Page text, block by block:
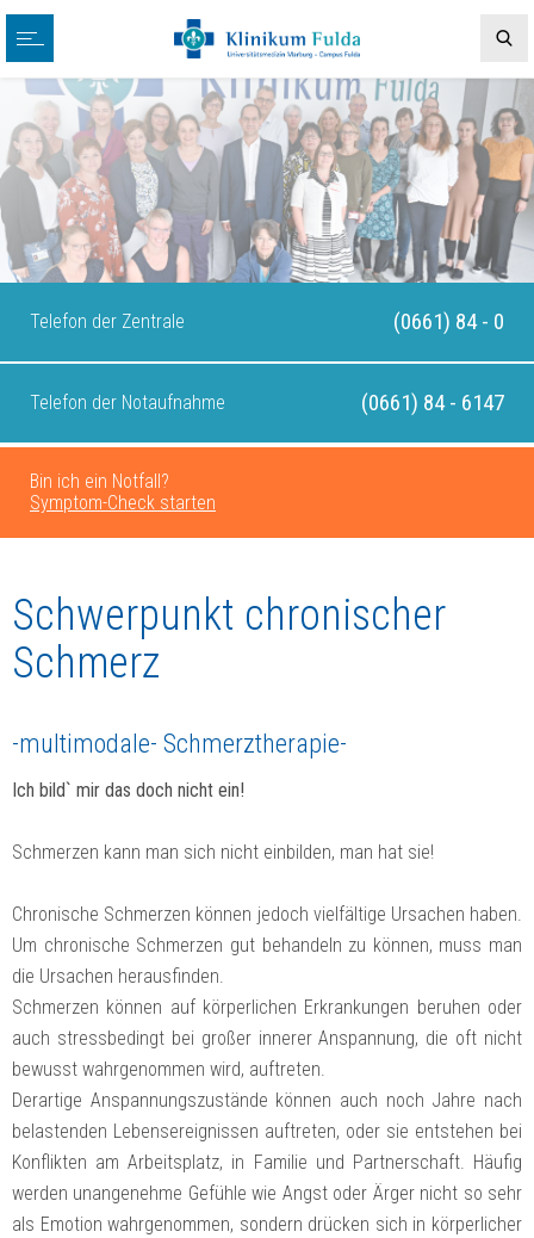
Telefon der Zentrale (0661) 84 - 0
Telefon der Notaufnahme (0661) 84 - 6147
Bin ich ein Notfall?
Symptom-Check starten
Schwerpunkt chronischer
Schmerz
-multimodale- Schmerztherapie-
Ich bild` mir das doch nicht ein!
Schmerzen kann man sich nicht einbilden, man hat sie!
Chronische Schmerzen können jedoch vielfältige Ursachen haben.
Um chronische Schmerzen gut behandeln zu können, muss man
die Ursachen herausfinden.
Schmerzen können auf körperlichen Erkrankungen beruhen oder
auch stressbedingt bei großer innerer Anspannung, die oft nicht
bewusst wahrgenommen wird, auftreten.
Derartige Anspannungszustände können auch noch Jahre nach
belastenden Lebensereignissen auftreten, oder sie entstehen bei
Konflikten am Arbeitsplatz, in Familie und Partnerschaft. Häufig
werden unangenehme Gefühle wie Angst oder Ärger nicht so sehr
als Emotion wahrgenommen, sondern drücken sich in körperlicher